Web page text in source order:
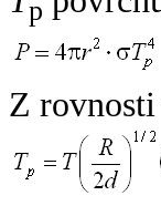
p
Z rovnosti